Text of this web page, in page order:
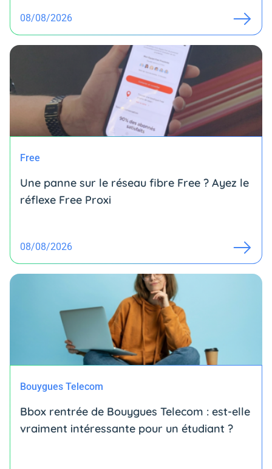
08/08/2026
Free
Une panne sur le réseau fibre Free ? Ayez le
réflexe Free Proxi
08/08/2026
Bouygues Telecom
Bbox rentrée de Bouygues Telecom : est-elle
vraiment intéressante pour un étudiant ?